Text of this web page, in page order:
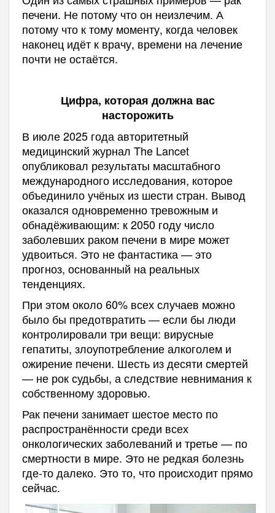
печени. Не потому что он неизлечим. А
потому что к тому моменту, когда человек
наконец идёт к врачу, времени на лечение
почти не остаётся.
Цифра, которая должна вас
насторожить
В июле 2025 года авторитетный
медицинский журнал The Lancet
опубликовал результаты масштабного
международного исследования, которое
объединило учёных из шести стран. Вывод
оказался одновременно тревожным и
обнадёживающим: к 2050 году число
заболевших раком печени в мире может
удвоиться. Это не фантастика — это
прогноз, основанный на реальных
тенденциях.
При этом около 60% всех случаев можно
было бы предотвратить — если бы люди
контролировали три вещи: вирусные
гепатиты, злоупотребление алкоголем и
ожирение печени. Шесть из десяти смертей
— не рок судьбы, а следствие невнимания к
собственному здоровью.
Рак печени занимает шестое место по
распространённости среди всех
онкологических заболеваний и третье — по
смертности в мире. Это не редкая болезнь
где-то далеко. Это то, что происходит прямо
сейчас.